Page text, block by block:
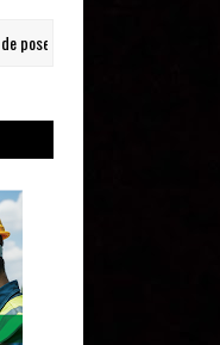
de Abelardo de la Espriella